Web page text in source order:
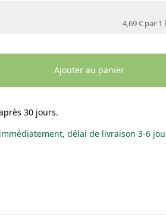
4,69 € par1
Ajouter au panier
30 jours.
délai de livraison 3-6